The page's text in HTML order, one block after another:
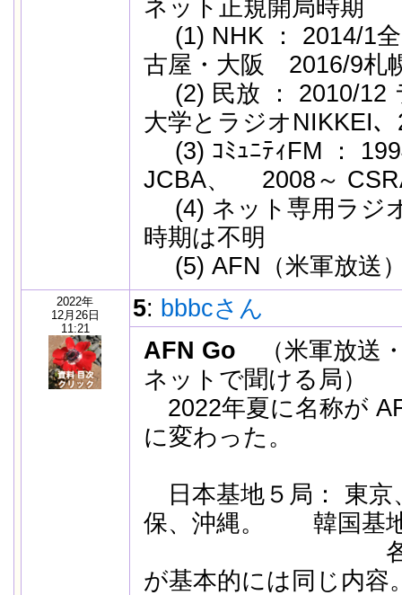
ネット正規開局時期
(1) NHK ： 2014/1全
古屋・大阪 2016/9札
(2) 民放 ： 2010/12
大学とラジオNIKKEI、
(3) ｺﾐｭﾆﾃｨFM ：
JCBA、 2008～
(4) ネット専用ラジ
時期は不明
(5) AFN（米軍放送
2022年
12月26日
11:21
5: bbbcさん
AFN Go （米軍放送
ネットで聞ける局）
2022年夏に名称が
に変わった。
日本基地５局： 東京
保、沖縄。 韓国基
各基地固
が基本的には同じ内容